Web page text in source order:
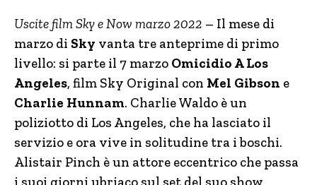
Uscite film Sky e Now marzo 2022 – Il mese di
marzo di Sky vanta tre anteprime di primo
livello: si parte il 7 marzo Omicidio A Los
Angeles, film Sky Original con Mel Gibson e
Charlie Hunnam. Charlie Waldo è un
poliziotto di Los Angeles, che ha lasciato il
servizio e ora vive in solitudine tra i boschi.
Alistair Pinch è un attore eccentrico che passa